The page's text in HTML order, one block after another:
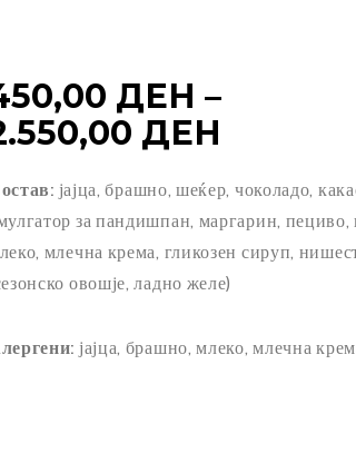
ДЕН –
ДЕН
450,00
јајца, брашно, шеќер, чоколадо,
за пандишпан, маргарин,
млечна крема, гликозен сируп,
овошје, ладно желе)
јајца, брашно, млеко, млечна